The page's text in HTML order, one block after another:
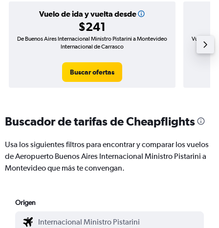
Vuelo de ida y vuelta desde
$241
De Buenos Aires Internacional Ministro Pistarini a Montevideo
Internacional de Carrasco
Buscar ofertas
Vuelo de
Buscador de tarifas de Cheapflights
Usa los siguientes filtros para encontrar y comparar los vuelos
de Aeropuerto Buenos Aires Internacional Ministro Pistarini a
Montevideo que más te convengan.
Origen